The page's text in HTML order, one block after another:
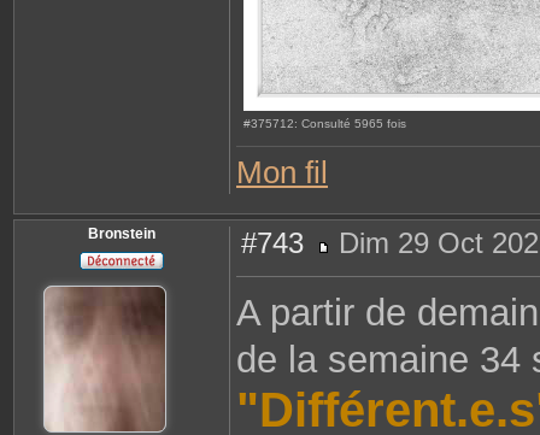
#375712: Consulté 5965 fois
Mon fil
Bronstein #743
e
s
Dim 29 Oct
A partir de
de la semaine 34